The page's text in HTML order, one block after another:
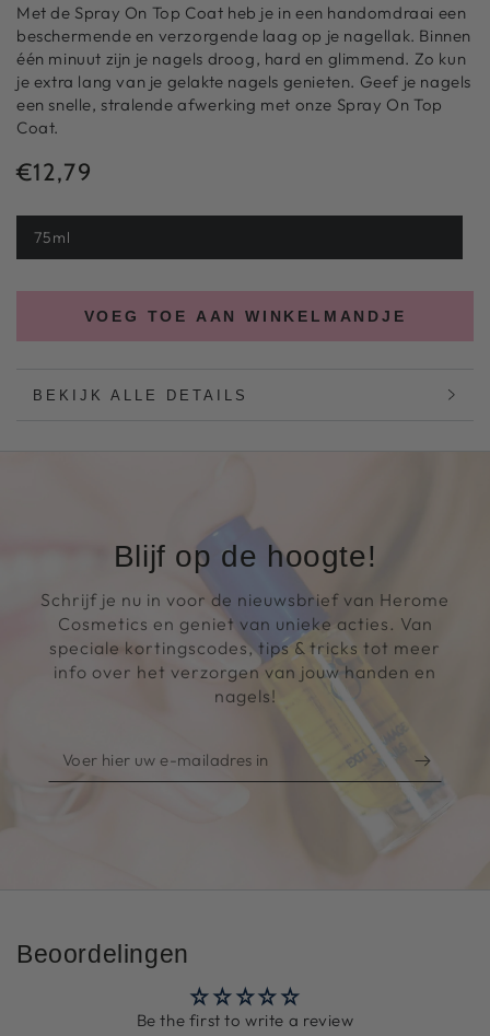
Met de Spray On Top Coat heb je in een handomdraai een
beschermende en verzorgende laag op je nagellak. Binnen
één minuut zijn je nagels droog, hard en glimmend. Zo kun
je extra lang van je gelakte nagels genieten. Geef je nagels
een snelle, stralende afwerking met onze Spray On Top
Coat.
Normale
€12,79
75ml
VOEG TOE AAN WINKELMANDJE
BEKIJK ALLE DETAILS
Blijf op de hoogte!
Schrijf je nu in voor de nieuwsbrief van Herome
Cosmetics en geniet van unieke acties. Van
speciale kortingscodes, tips & tricks tot meer
info over het verzorgen van jouw handen en
nagels!
Voer
hier
Beoordelingen
Be the first to write a review